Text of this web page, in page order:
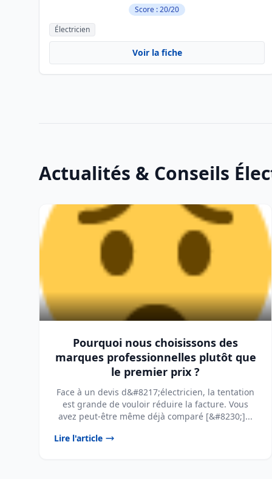
Score : 20/20
Électricien
Voir la fiche
Actualités & Conseils
Pourquoi nous choisissons des
marques professionnelles plutôt que
le premier prix ?
Face à un devis d&#8217;électricien, la tentation
est grande de vouloir réduire la facture. Vous
avez peut-être même déjà comparé [&#8230;]...
Lire l'article